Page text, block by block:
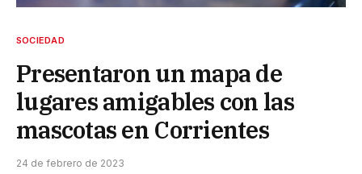
SOCIEDAD
Presentaron un mapa de
lugares amigables con las
mascotas en Corrientes
24 de febrero de 2023